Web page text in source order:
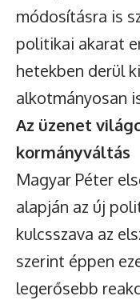
módosításra is
politikai akarat
hetekben derül
alkotmányosan
Az üzenet
kormányváltás
Magyar Péter
alapján az új
kulcsszava az
szerint éppen
legerősebb